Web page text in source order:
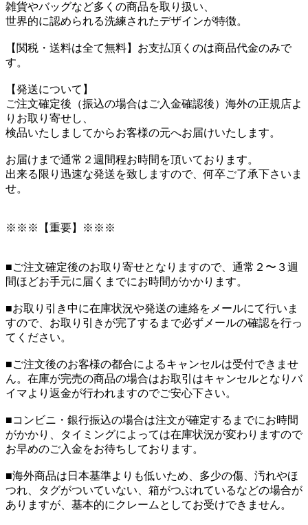
雑貨やバッグなど多くの商品を取り扱い、
世界的に認められる洗練されたデザインが特徴。
【関税・送料は全て無料】お支払頂くのは商品代金のみで
す。
【発送について】
ご注文確定後（振込の場合はご入金確認後）海外の正規店よ
りお取り寄せし、
検品いたしましてからお客様の元へお届けいたします。
お届けまで通常２週間程お時間を頂いております。
出来る限り迅速な発送を致しますので、何卒ご了承下さいま
せ。
※※※【重要】※※※
■ご注文確定後のお取り寄せとなりますので、通常２〜３週
間ほどお手元に届くまでにお時間がかかります。
■お取り引き中に在庫状況や発送の連絡をメールにて行いま
すので、お取り引きが完了するまで必ずメールの確認を行っ
てください。
■ご注文後のお客様の都合によるキャンセルは受付できませ
ん。在庫が完売の商品の場合はお取引はキャンセルとなりバ
イマより返金が行われますのでご安心下さい。
■コンビニ・銀行振込の場合は注文が確定するまでにお時間
がかかり、タイミングによっては在庫状況が変わりますので
お早めのご入金をお待ちしております。
■海外商品は日本基準よりも低いため、多少の傷、汚れやほ
つれ、タグがついていない、箱がつぶれているなどの場合が
ありますが、基本的にクレームとしてお受けできません。